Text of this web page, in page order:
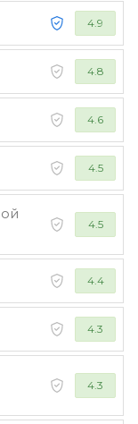
4.9
4.8
4.6
4.5
4.5
4.4
4.3
4.3